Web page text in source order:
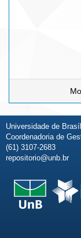
Universidade de
Coordenadoria de
(61) 3107-2683
repositorio@unb.br